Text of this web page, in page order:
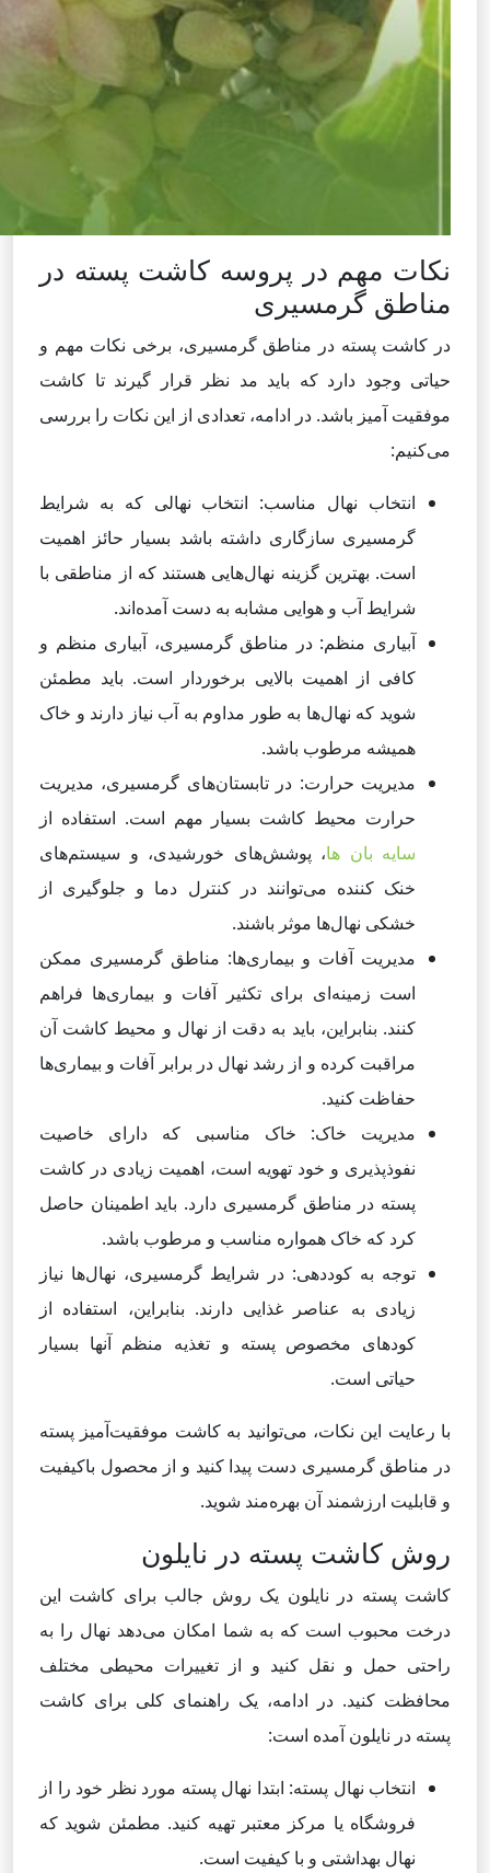
نکات مهم در پروسه کاشت پسته در
مناطق گرمسیری
در کاشت پسته در مناطق گرمسیری، برخی نکات مهم و
حیاتی وجود دارد که باید مد نظر قرار گیرند تا کاشت
موفقیت آمیز باشد. در ادامه، تعدادی از این نکات را بررسی
می‌کنیم:
انتخاب نهال مناسب: انتخاب نهالی که به شرایط
گرمسیری سازگاری داشته باشد بسیار حائز اهمیت
است. بهترین گزینه نهال‌هایی هستند که از مناطقی با
شرایط آب و هوایی مشابه به دست آمده‌اند.
آبیاری منظم: در مناطق گرمسیری، آبیاری منظم و
کافی از اهمیت بالایی برخوردار است. باید مطمئن
شوید که نهال‌ها به طور مداوم به آب نیاز دارند و خاک
همیشه مرطوب باشد.
مدیریت حرارت: در تابستان‌های گرمسیری، مدیریت
حرارت محیط کاشت بسیار مهم است. استفاده از
سایه بان ها، پوشش‌های خورشیدی، و سیستم‌های
خنک کننده می‌توانند در کنترل دما و جلوگیری از
خشکی نهال‌ها موثر باشند.
مدیریت آفات و بیماری‌ها: مناطق گرمسیری ممکن
است زمینه‌ای برای تکثیر آفات و بیماری‌ها فراهم
کنند. بنابراین، باید به دقت از نهال و محیط کاشت آن
مراقبت کرده و از رشد نهال در برابر آفات و بیماری‌ها
حفاظت کنید.
مدیریت خاک: خاک مناسبی که دارای خاصیت
نفوذپذیری و خود تهویه است، اهمیت زیادی در کاشت
پسته در مناطق گرمسیری دارد. باید اطمینان حاصل
کرد که خاک همواره مناسب و مرطوب باشد.
توجه به کوددهی: در شرایط گرمسیری، نهال‌ها نیاز
زیادی به عناصر غذایی دارند. بنابراین، استفاده از
کودهای مخصوص پسته و تغذیه منظم آنها بسیار
حیاتی است.
با رعایت این نکات، می‌توانید به کاشت موفقیت‌آمیز پسته
در مناطق گرمسیری دست پیدا کنید و از محصول باکیفیت
و قابلیت ارزشمند آن بهره‌مند شوید.
روش کاشت پسته در نایلون
کاشت پسته در نایلون یک روش جالب برای کاشت این
درخت محبوب است که به شما امکان می‌دهد نهال را به
راحتی حمل و نقل کنید و از تغییرات محیطی مختلف
محافظت کنید. در ادامه، یک راهنمای کلی برای کاشت
پسته در نایلون آمده است:
انتخاب نهال پسته: ابتدا نهال پسته مورد نظر خود را از
فروشگاه یا مرکز معتبر تهیه کنید. مطمئن شوید که
نهال بهداشتی و با کیفیت است.